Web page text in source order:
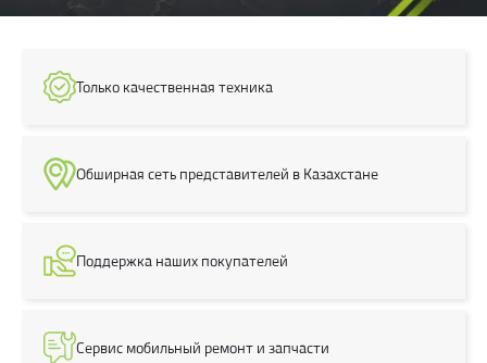
Толькокачественнаятехника
Обширная сеть представителей в Казахстане
Поддержка наших покупателей
Сервисмобильный ремонт и запчасти